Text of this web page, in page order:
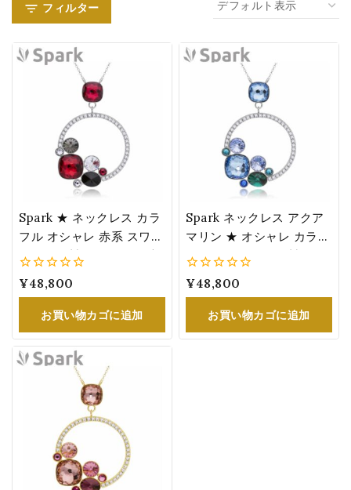
フィルター
Spark ★ ネックレス カラ
フル オシャレ 赤系 スワロ
フスキー製 クリスタル 大
ー 結婚式 ドレス スカーレ
ット
0
5
¥48,800
お買い物カゴに追加
Spark ネックレス アクア
マリン ★ オシャレ カラフ
ル スワロフスキー製 クリ
め パーティー 結婚式 ドレ
0
5
¥48,800
お買い物カゴに追加